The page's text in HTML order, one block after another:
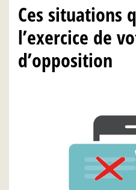
Ces situations
l’exercice de
d’opposition